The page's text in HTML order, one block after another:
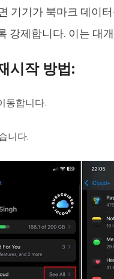
기기가 북마크 데이
강제합니다. 이는 대
시작 방법:
동합니다.
니다.